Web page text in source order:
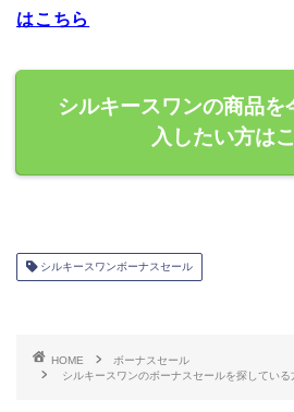
はこちら
シルキースワンの商品を
入したい方は
シルキースワンボーナスセール
HOME
ボーナスセール
シルキースワンのボーナスセールを探している